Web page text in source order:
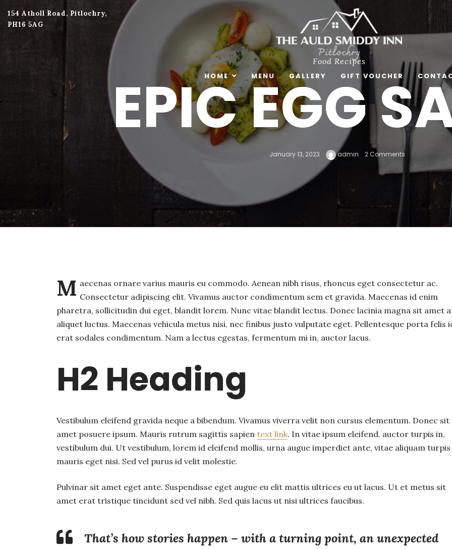
154 Atholl Road, Pitlochry,
PH16 5AG
HOME MENU GALLERY GIFT VOUCHER
Food Recipes
EPIC EGG
January 13, 2023 admin 2 Comments
M aecenas ornare varius mauris eu commodo. Aenean nibh risus, rhoncus eget consectetur ac.
Consectetur adipiscing elit. Vivamus auctor condimentum sem et gravida. Maecenas id enim
pharetra, sollicitudin dui eget, blandit lorem. Nunc vitae blandit lectus. Donec lacinia magna sit amet
aliquet luctus. Maecenas vehicula metus nisi, nec finibus justo vulputate eget. Pellentesque porta felis
erat sodales condimentum. Nam a lectus egestas, fermentum mi in, auctor lacus.
H2 Heading
Vestibulum eleifend gravida neque a bibendum. Vivamus viverra velit non cursus elementum. Donec sit
amet posuere ipsum. Mauris rutrum sagittis sapien text link. In vitae ipsum eleifend, auctor turpis in,
vestibulum dui. Ut vestibulum, lorem id eleifend mollis, urna augue imperdiet ante, vitae aliquam turpis
mauris eget nisi. Sed vel purus id velit molestie.
Pulvinar sit amet eget ante. Suspendisse eget augue eu elit mattis ultrices eu ut lacus. Ut et metus sit
amet erat tristique tincidunt sed vel nibh. Sed quis lacus ut nisi ultrices faucibus.
That’s how stories happen – with a turning point, an unexpected